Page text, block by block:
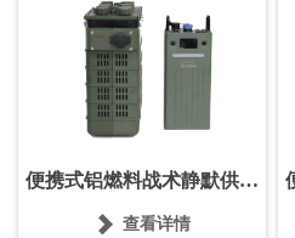
便携式铝燃料战术静默供电
 查看详情